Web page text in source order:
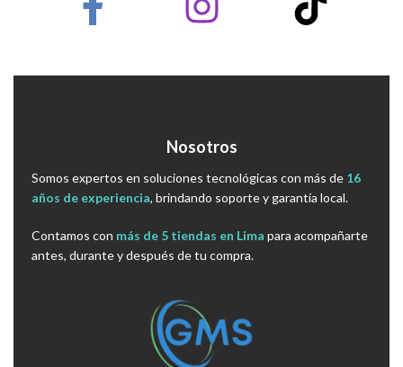
Nosotros
Somos expertos en soluciones tecnológicas con más de 16
años de experiencia, brindando soporte y garantía local.
Contamos con más de 5 tiendas en Lima para acompañarte
antes, durante y después de tu compra.